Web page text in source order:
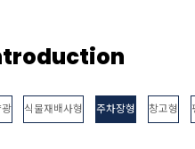
식물재배사형 주차장형 창고형